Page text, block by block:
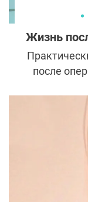
Жизнь
после
но такие
часто
она
быть